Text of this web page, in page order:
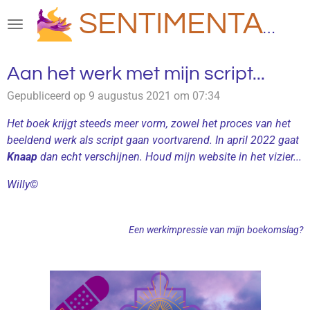
direct
de
hoofdinhoud
SENTIMENTAAL
Aan het werk met mijn script...
Gepubliceerd op 9 augustus 2021 om 07:34
Het boek krijgt steeds meer vorm, zowel het proces van het
beeldend werk als script gaan voortvarend. In april 2022 gaat
Knaap dan echt verschijnen. Houd mijn website in het vizier...
Willy©
Een werkimpressie van mijn boekomslag?